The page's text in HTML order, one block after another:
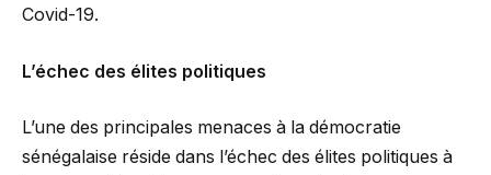
Covid-19.
L’échec des élites politiques
L’une des principales menaces à la démocratie
sénégalaise réside dans l’échec des élites politiques à